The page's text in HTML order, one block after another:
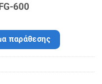
600
παράθεσης